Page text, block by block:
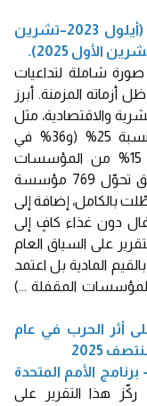
الفترة الزمنية المغطاة: 14 شهر حرب (أيلول 2023–تشرين
شاملة لتداعيات
أزماته المزمنة. أبرز
والاقتصادية، مثل
انخفاض التوظيف في القطاع الخاص بنسبة 25% (و36% في
المناطق الأكثر تعرضًا للقصف)، وإغلاق 15% من المؤسسات
الصغيرة والمتوسطة بشكل دائم. كما وثّق تحوّل 769 مؤسسة
ونحو 400 مدرسة تعطّلت بالكامل، إضافة إلى
دون غذاء كافٍ إلى
على السياق العام
المادية بل اعتمد
المقفلة ...)
أثر الحرب في عام
الأمم المتحدة
ركّز هذا التقرير على